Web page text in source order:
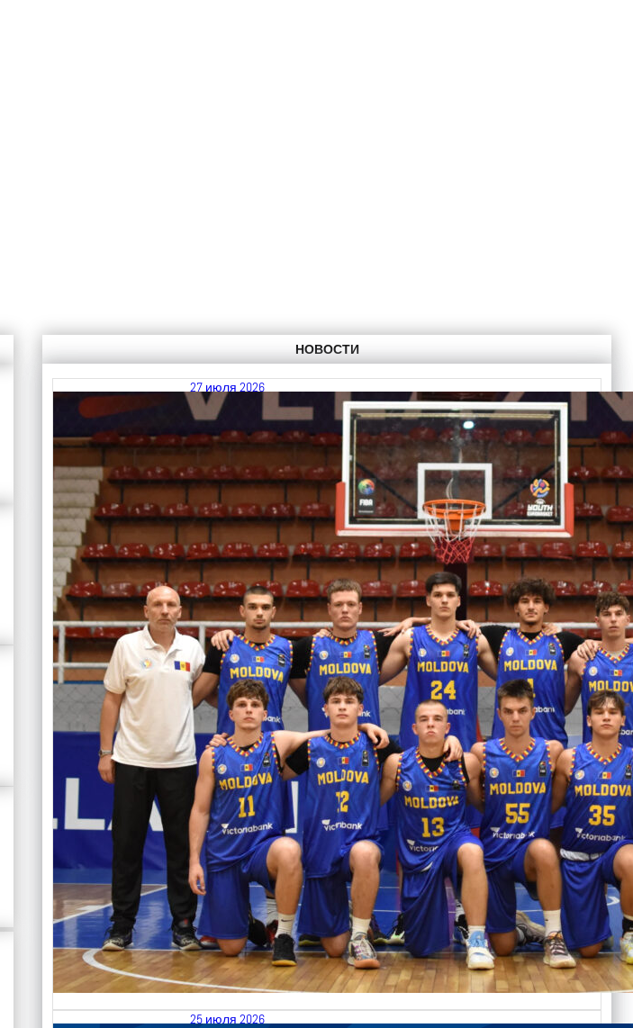
НОВОСТИ
27 июля 2026
Итоги FIBA U18 EuroBasket 2026, Division C
КалендарьТаблица Выберите Обзор Статистика Матч сыгран 0
Читать далее
25 июля 2026